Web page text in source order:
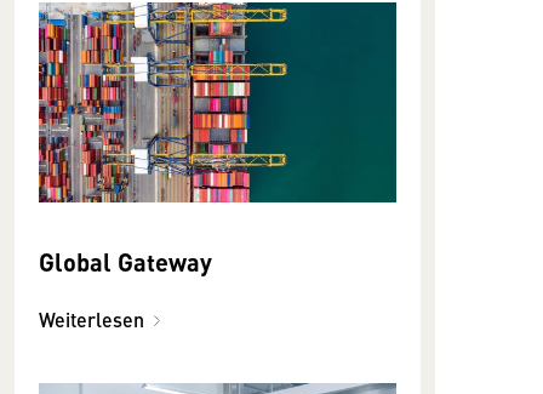
Global Gateway
Weiterlesen